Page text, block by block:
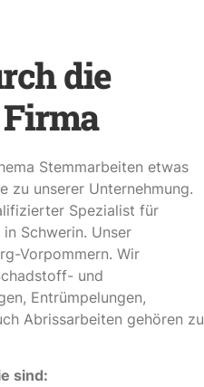
die
Stemmarbeiten etwas
zu unserer Unternehmung.
Spezialist für
Schwerin. Unser
Vorpommern. Wir
und
Entrümpelungen,
Abrissarbeiten gehören zu
sind: